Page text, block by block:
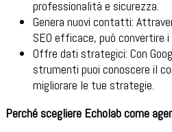
professionalità e sicurezza.
Genera nuovi contatti:
SEO efficace, può convertire
Offre dati strategici: Con
strumenti puoi conoscere il
migliorare le tue strategie.
Perché scegliere Echolab come